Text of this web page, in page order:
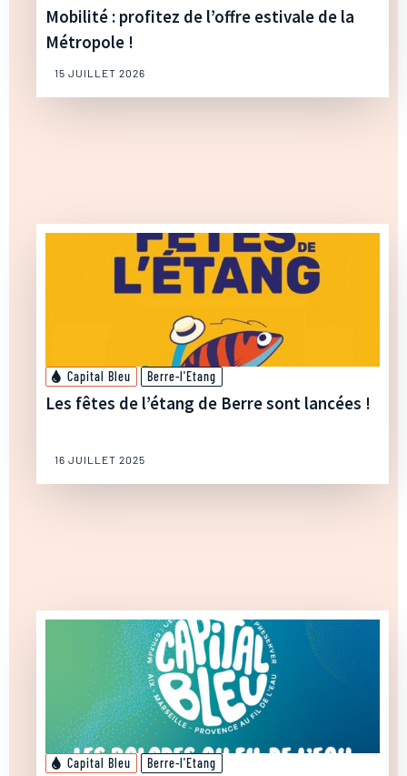
Mobilité : profitez de l’offre estivale de la
Métropole !
15 JUILLET 2026
Capital Bleu Berre-l'Etang
Les fêtes de l’étang de Berre sont lancées !
16 JUILLET 2025
Capital Bleu Berre-l'Etang